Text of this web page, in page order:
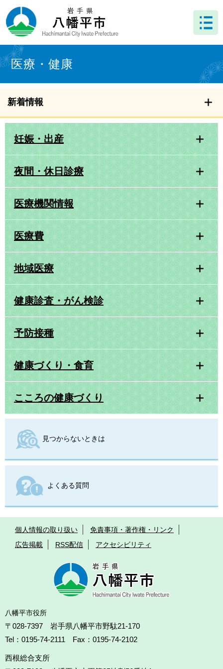
ー
ジ
先
頭
で
ニ
ュ
を
飛
ば
へ
文 医療・健康
新着情報
妊娠・出産
夜間・休日診療
医療機関情報
医療費
地域医療
健康診査・がん検診
予防接種
健康づくり・食育
こころの健康づくり
見つからないときは
よくある質問
個人情報の取り扱い
免責事項・著作権・リンク
広告掲載
RSS配信 アクセシビリティ
八幡平市役所
〒028-7397 岩手県八幡平市野駄21-170
Tel：0195-74-2111 Fax：0195-74-2102
西根総合支所